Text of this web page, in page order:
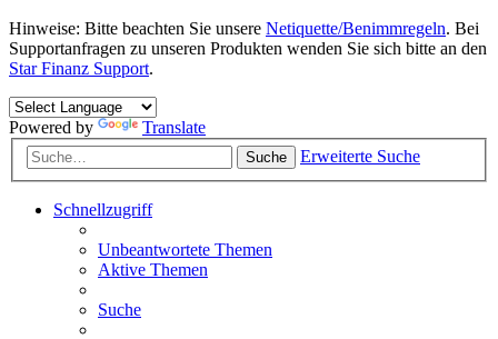
Hinweise: Bitte beachten Sie unsere Netiquette/Benimmregeln. Bei
Supportanfragen zu unseren Produkten wenden Sie sich bitte an den
Star Finanz Support.
Powered by Translate
Suche Erweiterte Suche
Schnellzugriff
Unbeantwortete Themen
Aktive Themen
Suche